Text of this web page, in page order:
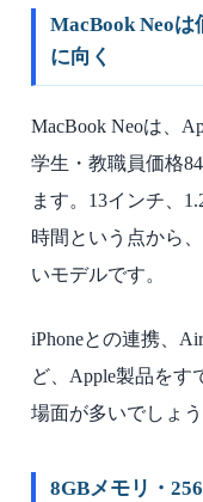
MacBook Neo
に向く
MacBook Neoは、
学生・教職員価格
ます。13インチ、
時間という点から
いモデルです。
iPhoneとの連携、
ど、Apple製品をす
場面が多いでしょう
8GBメモリ・